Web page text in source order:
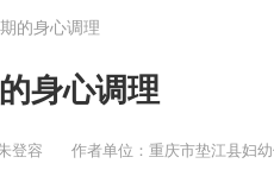
的身心调理
身心调理
登容 作者单位：重庆市垫江县妇